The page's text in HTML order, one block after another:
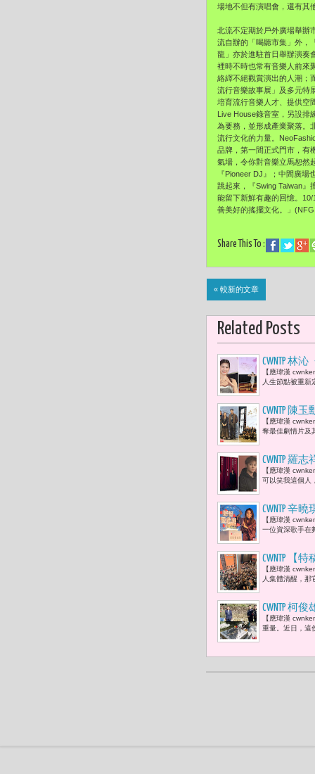
場地不但有演唱會，還有其
北流不定期於戶外廣場舉辦
流自辦的「喝聽市集」外，
龍」亦於進駐首日舉辦演奏
裡時不時也常有音樂人前來
絡繹不絕觀賞演出的人潮；
流行音樂故事展」及多元特
培育流行音樂人才、提供空
Live House錄音室，另設
為要務，並形成產業聚落。
流行文化的力量。
品牌，第一間正式門市，有
氣場，令你對音樂立馬恕然
『Pioneer DJ』；中間廣
跳起來，『Swing Taiwan』
能留下新鮮有趣的回憶。
善美好的搖擺文化。」
Share This To :
« 較新的文章
Related Posts
CWNTP 林
【應瑋漢
人生節點被重
CWNTP 陳
驊、劉冠
【應瑋漢
奪最佳劇情片及
CWNTP 羅
迷蜂擁而
【應瑋漢
可以笑我這個人
CWNTP 辛
了。」
【應瑋漢
一位資深歌手在
CWNTP 【
成功後，
【應瑋漢
人集體清醒，那
CWNTP 柯
徒建銘 :
【應瑋漢
重量。近日，這